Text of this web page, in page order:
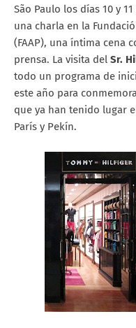
São Paulo los días 10 y
una charla en la
(FAAP), una íntima cena
prensa. La visita del Sr.
todo un programa de
este año para
que ya han tenido lugar
París y Pekín.